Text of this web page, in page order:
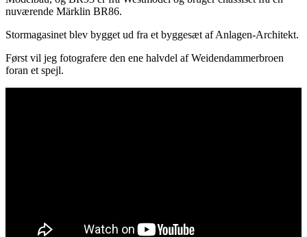
nuværende Märklin BR86.
Stormagasinet blev bygget ud fra et byggesæt af Anlagen-Architekt.
Først vil jeg fotografere den ene halvdel af Weidendammerbroen
foran et spejl.